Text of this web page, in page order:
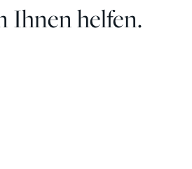
Ihnen helfen.